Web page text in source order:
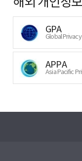
GPA
Global
APPA
Asia Pacific